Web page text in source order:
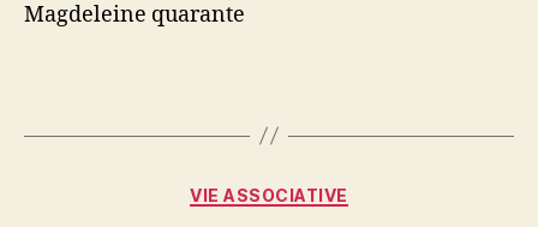
Magdeleine quarante
Catégories
VIE ASSOCIATIVE